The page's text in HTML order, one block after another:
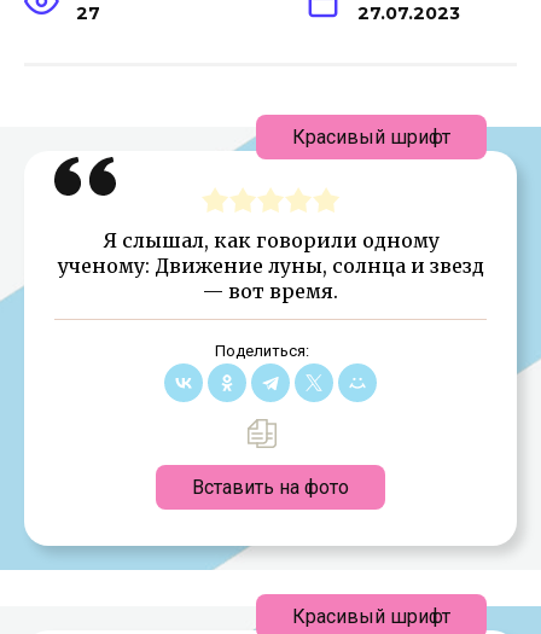
27 27.07.2023
Я слышал, как говорили одному
ученому: Движение луны, солнца и звезд
— вот время.
Поделиться:
Вставить на фото
Красивый шрифт
Красивый шрифт